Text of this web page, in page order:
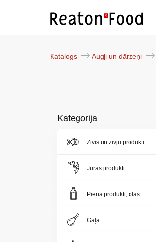
Katalogs Augļi un dārzeņi
Kategorija
Zivis un zivju produkti
Jūras produkti
Piena produkti, olas
Gaļa